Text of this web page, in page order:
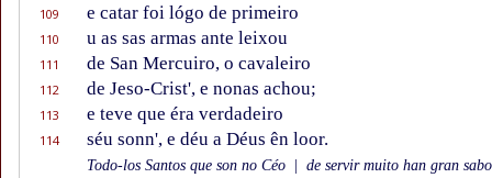
109 e catar foi lógo de primeiro
110 u as sas armas ante leixou
111 de San Mercuiro, o cavaleiro
112 de Jeso-Crist', e nonas achou;
113 e teve que éra verdadeiro
114 séu sonn', e déu a Déus ên loor.
Todo-los Santos que son no Céo de servir muito han gran